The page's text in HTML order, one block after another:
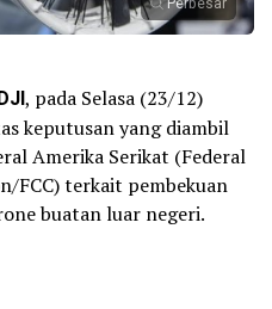
, pada Selasa (23/12)
keputusan yang diambil
Amerika Serikat (Federal
FCC) terkait pembekuan
buatan luar negeri.